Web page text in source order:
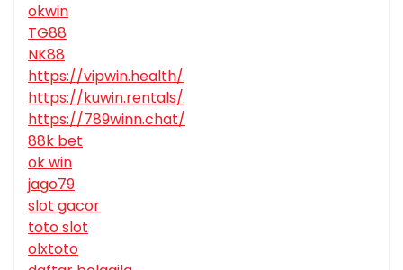
okwin
TG88
NK88
https://vipwin.health/
https://kuwin.rentals/
https://789winn.chat/
88k bet
ok win
jago79
slot gacor
toto slot
olxtoto